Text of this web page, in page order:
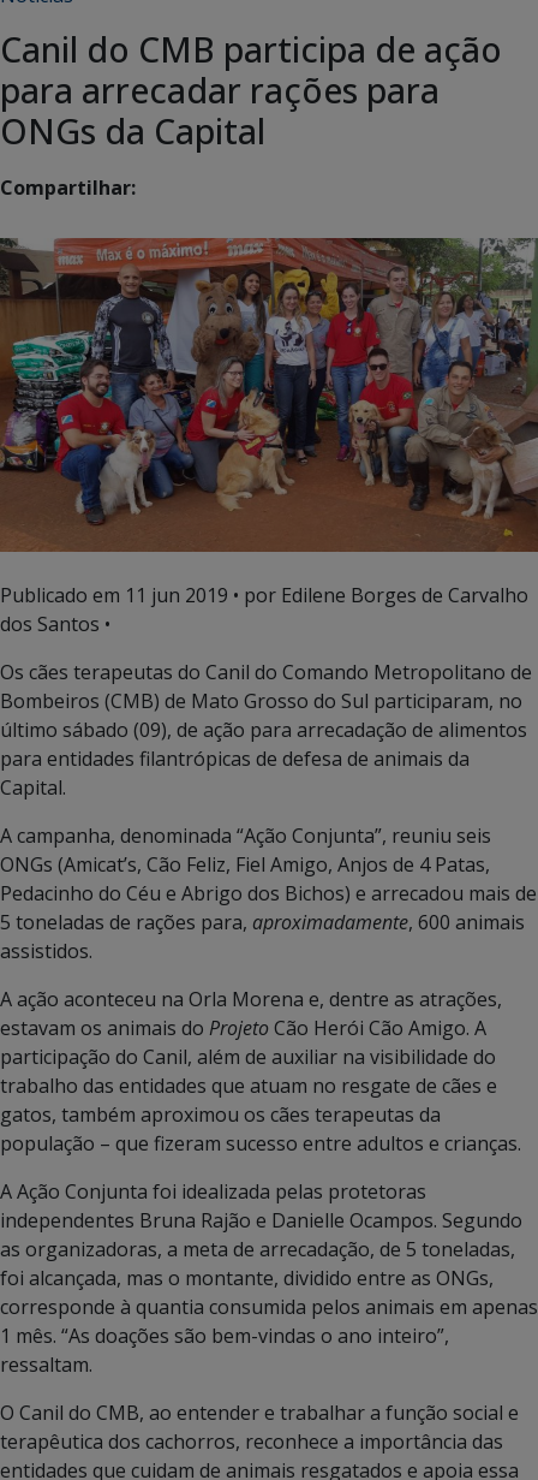
Canil do CMB participa de ação
para arrecadar rações para
ONGs da Capital
Compartilhar:
Publicado em 11 jun 2019 • por Edilene Borges de Carvalho
dos Santos •
Os cães terapeutas do Canil do Comando Metropolitano de
Bombeiros (CMB) de Mato Grosso do Sul participaram, no
último sábado (09), de ação para arrecadação de alimentos
para entidades filantrópicas de defesa de animais da
Capital.
A campanha, denominada “Ação Conjunta”, reuniu seis
ONGs (Amicat’s, Cão Feliz, Fiel Amigo, Anjos de 4 Patas,
Pedacinho do Céu e Abrigo dos Bichos) e arrecadou mais de
5 toneladas de rações para, aproximadamente, 600 animais
assistidos.
A ação aconteceu na Orla Morena e, dentre as atrações,
estavam os animais do ProjetoCão Herói Cão Amigo. A
participação do Canil, além de auxiliar na visibilidade do
trabalho das entidades que atuam no resgate de cães e
gatos, também aproximou os cães terapeutas da
população – que fizeram sucesso entre adultos e crianças.
A Ação Conjunta foi idealizada pelas protetoras
independentes Bruna Rajão e Danielle Ocampos. Segundo
as organizadoras, a meta de arrecadação, de 5 toneladas,
foi alcançada, mas o montante, dividido entre as ONGs,
corresponde à quantia consumida pelos animais em apenas
1 mês. “As doações são bem-vindas o ano inteiro”,
ressaltam.
O Canil do CMB, ao entender e trabalhar a função social e
terapêutica dos cachorros, reconhece a importância das
entidades que cuidam de animais resgatados e apoia essa